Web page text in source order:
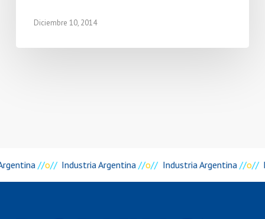
Diciembre 10, 2014
//o// Industria Argentina //o// Industria Argentina//o//